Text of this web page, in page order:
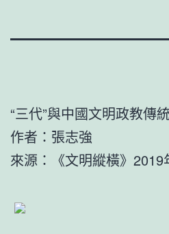
“三代”與中國文明政教傳
作者：張志強
來源：《文明縱橫》2019